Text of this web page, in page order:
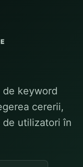
keyword
cererii,
utilizatori în